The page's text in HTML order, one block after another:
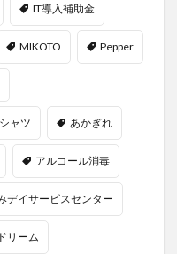
IT導入補助金
MIKOTO Pepper
ャツ あかぎれ
アルコール消毒
デイサービスセンター
リーム